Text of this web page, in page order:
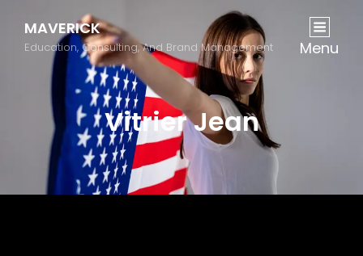
MAVERICK
Education, Consulting, And Brand Management Menu
Vitrier Jean